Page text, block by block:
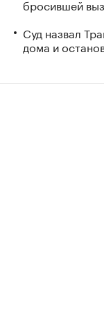
бросившей
Суд назвал
дома и